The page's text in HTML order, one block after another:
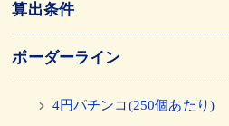
算出条件
ボーダーライン
4円パチンコ(250個あたり)